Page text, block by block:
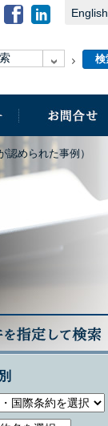
English
められた事例）